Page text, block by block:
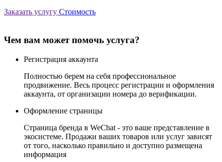
Заказать услугу Стоимость
Чем вам может помочь услуга?
Регистрация аккаунта
Полностью берем на себя профессиональное
продвижение. Весь процесс регистрации и оформления
аккаунта, от организации номера до верификации.
Оформление страницы
Страница бренда в WeChat - это ваше представление в
экосистеме. Продажи ваших товаров или услуг зависят
от того, насколько правильно и доступно размещена
информация